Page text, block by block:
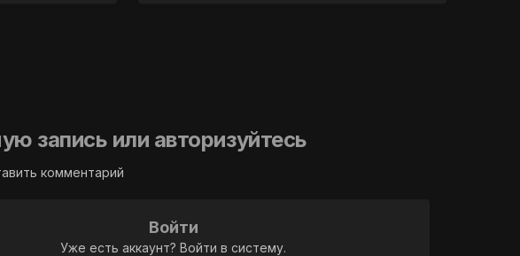
запись или авторизуйтесь
комментарий
Войти
Уже есть аккаунт? Войти в систему.